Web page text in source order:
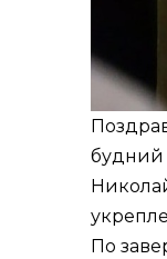
будний
По